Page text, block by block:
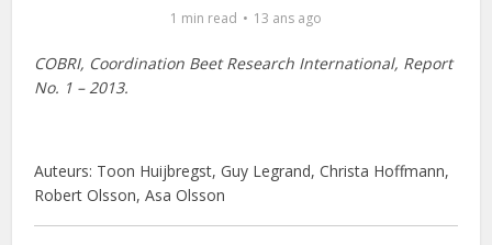
1 min read 13 ans ago
COBRI, Coordination Beet Research International, Report
No. 1 – 2013.
Auteurs: Toon Huijbregst, Guy Legrand, Christa Hoffmann,
Robert Olsson, Asa Olsson